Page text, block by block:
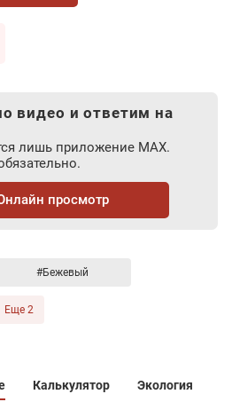
видео и ответим на
лишь приложение MAX.
просмотр
#Бежевый
Еще 2
Калькулятор Экология